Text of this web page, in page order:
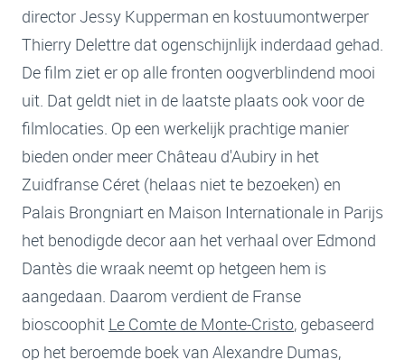
director Jessy Kupperman en kostuumontwerper
Thierry Delettre dat ogenschijnlijk inderdaad gehad.
De film ziet er op alle fronten oogverblindend mooi
uit. Dat geldt niet in de laatste plaats ook voor de
filmlocaties. Op een werkelijk prachtige manier
bieden onder meer Château d'Aubiry in het
Zuidfranse Céret (helaas niet te bezoeken) en
Palais Brongniart en Maison Internationale in Parijs
het benodigde decor aan het verhaal over Edmond
Dantès die wraak neemt op hetgeen hem is
aangedaan. Daarom verdient de Franse
bioscoophit Le Comte de Monte-Cristo, gebaseerd
op het beroemde boek van Alexandre Dumas,